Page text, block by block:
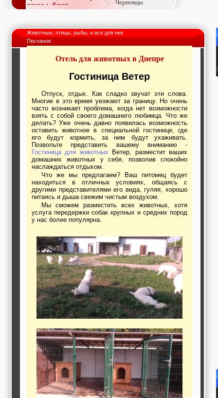
сауны, бани
продажа, съем
Окна, стекло,
витражи, входные
светопразрачные
Образование и наука,
тренинги, семинары,
повышение
квалификации
Промышленное
оборудование:
заводы, предприятия,
фабрики, легкая
промышленность,
металлургия
Развлечения и
активный отдых:
спортклубы, фитнес,
бильярд, боулинг,
кино, спорттовары,
экстим
Строительство и
ремонт: проектные
работы,
отделочные
материалы,
строительные
машины и техника,
все для
коммуникаций
Туризм, отдых,
путешествия,
авиакомпании, ж/д
перевозки,
пансионаты, отели,
Трудоустройство,
кадровые агентства,
крюининг
Программирование
сайта
Черновцы
Животные, птицы, рыбы, и все для них
Песчаное
Отель для животных в Днепре
Гостиница Ветер
Отпуск, отдых. Как сладко звучат эти слова.
Многие в это время уезжают за границу. Но очень
часто возникает проблема, когда нет возможности
взять с собой своего домашнего любимца. Что же
делать? Уже очень давно появилась возможность
оставить животное в специальной гостинице, где
его будут кормить, за ним будут ухаживать.
Позвольте представить вашему вниманию -
Гостиница для животных Ветер, разместит ваших
домашних животных у себя, позволив спокойно
наслаждаться отдыхом.
Что же мы предлагаем? Ваш питомец будет
находиться в отличных условиях, общаясь с
другими представителями его вида, гуляя, хорошо
питаясь и дыша свежим чистым воздухом.
Мы сможем разместить всех животных, хотя
услуга передержки собак крупных и средних пород
у нас более популярна.